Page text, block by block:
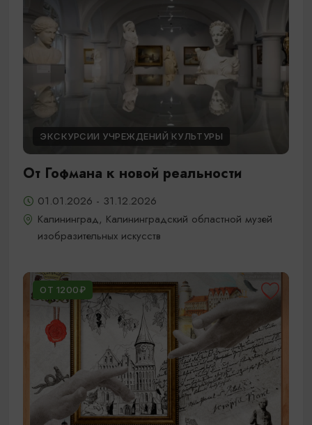
ЭКСКУРСИИ УЧРЕЖДЕНИЙ КУЛЬТУРЫ
От Гофмана к новой реальности
01.01.2026 - 31.12.2026
Калининград, Калининградский областной музей
изобразительных искусств
ОТ 1200₽